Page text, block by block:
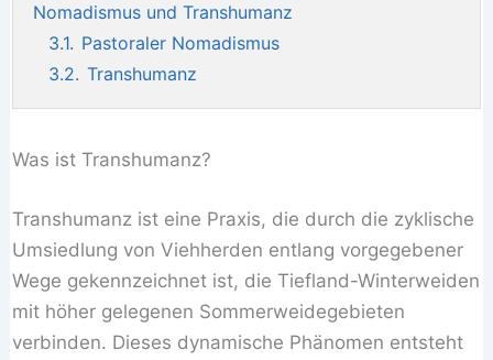
Nomadismus und Transhumanz
3.1. Pastoraler Nomadismus
3.2. Transhumanz
Was ist Transhumanz?
Transhumanz ist eine Praxis, die durch die zyklische
Umsiedlung von Viehherden entlang vorgegebener
Wege gekennzeichnet ist, die Tiefland-Winterweiden
mit höher gelegenen Sommerweidegebieten
verbinden. Dieses dynamische Phänomen entsteht